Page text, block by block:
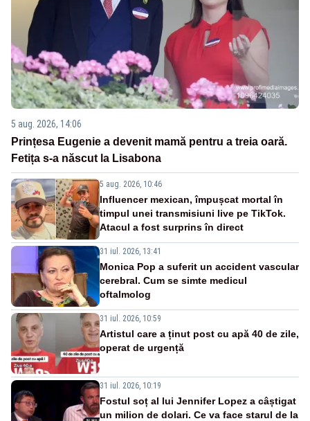
5 aug. 2026, 14:06
Prințesa Eugenie a devenit mamă pentru a treia oară.
Fetița s-a născut la Lisabona
5 aug. 2026, 10:46
Influencer mexican, împușcat mortal în
timpul unei transmisiuni live pe TikTok.
Atacul a fost surprins în direct
31 iul. 2026, 13:41
Monica Pop a suferit un accident vascular
cerebral. Cum se simte medicul
oftalmolog
31 iul. 2026, 10:59
Artistul care a ținut post cu apă 40 de zile,
operat de urgență
31 iul. 2026, 10:19
Fostul soț al lui Jennifer Lopez a câștigat
un milion de dolari. Ce va face starul de la